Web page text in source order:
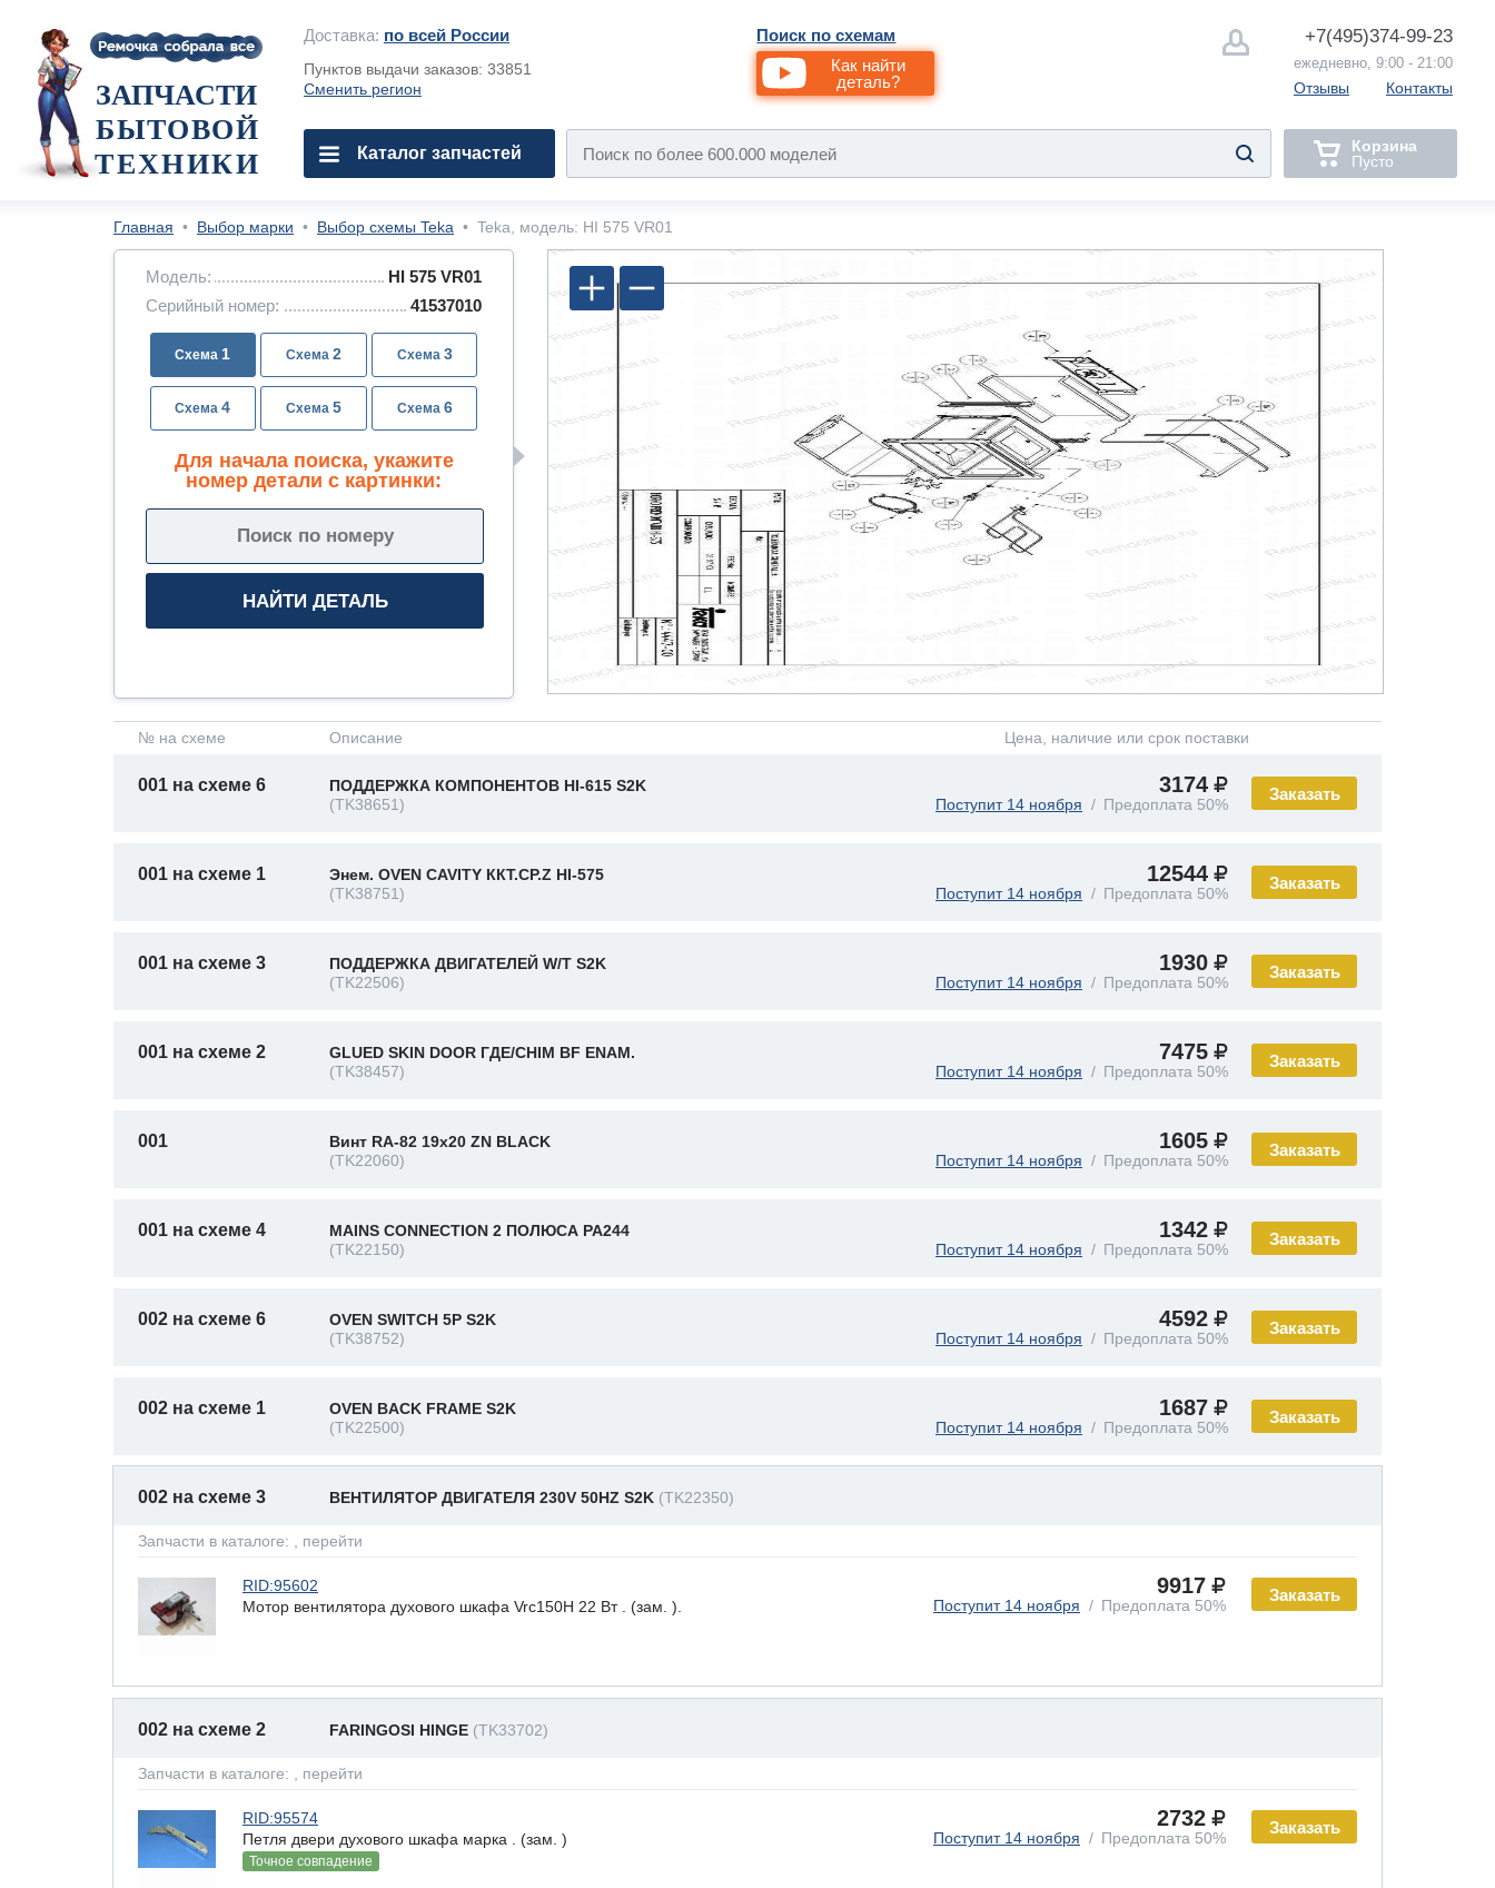
Доставка: по всей России
Пунктов выдачи заказов: 33851
Сменить регион
Поиск по схемам
Как найти
деталь?
+7(495)374-99-23
ежедневно, 9:00 - 21:00
Отзывы Контакты
ЗАПЧАСТИ
БЫТОВОЙ
ТЕХНИКИ
Каталог запчастей
Корзина
Пусто
Главная • Выбор марки • Выбор схемы Teka • Teka, модель: HI 575 VR01
Модель:
HI 575 VR01
Серийный номер:
41537010
1 2 3
4 5 6
Для начала поиска, укажите
номер детали с картинки:
№ на схеме Описание Цена, наличие или срок поставки
Заказать
001 на схеме 6
ПОДДЕРЖКА КОМПОНЕНТОВ HI-615 S2K
(TK38651)
3174
Поступит 14 ноября Предоплата 50%
Заказать
001 на схеме 1
Энем. OVEN CAVITY ККТ.CP.Z HI-575
(TK38751)
12544
Поступит 14 ноября Предоплата 50%
Заказать
001 на схеме 3
ПОДДЕРЖКА ДВИГАТЕЛЕЙ W/T S2K
(TK22506)
1930
Поступит 14 ноября Предоплата 50%
Заказать
001 на схеме 2
GLUED SKIN DOOR ГДЕ/CHIM BF ENAM.
(TK38457)
7475
Поступит 14 ноября Предоплата 50%
Заказать
001
Винт RA-82 19x20 ZN BLACK
(TK22060)
1605
Поступит 14 ноября Предоплата 50%
Заказать
001 на схеме 4
MAINS CONNECTION 2 ПОЛЮСА PA244
(TK22150)
1342
Поступит 14 ноября Предоплата 50%
Заказать
002 на схеме 6
OVEN SWITCH 5P S2K
(TK38752)
4592
Поступит 14 ноября Предоплата 50%
Заказать
002 на схеме 1
OVEN BACK FRAME S2K
(TK22500)
1687
Поступит 14 ноября Предоплата 50%
002 на схеме 3 ВЕНТИЛЯТОР ДВИГАТЕЛЯ 230V 50HZ S2K (TK22350)
Запчасти в каталоге: , перейти
Заказать
RID:95602
Мотор вентилятора духового шкафа Vrc150H 22 Вт . (зам. ).
9917
Поступит 14 ноября Предоплата 50%
002 на схеме 2 FARINGOSI HINGE (TK33702)
Запчасти в каталоге: , перейти
Заказать
RID:95574
Петля двери духового шкафа марка . (зам. )
Точное совпадение
2732
Поступит 14 ноября Предоплата 50%